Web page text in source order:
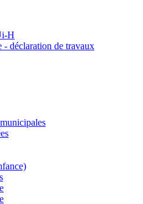
H
- déclaration de travaux